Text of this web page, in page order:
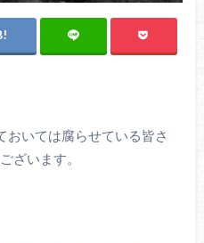
おいては腐らせている皆さ
ざいます。